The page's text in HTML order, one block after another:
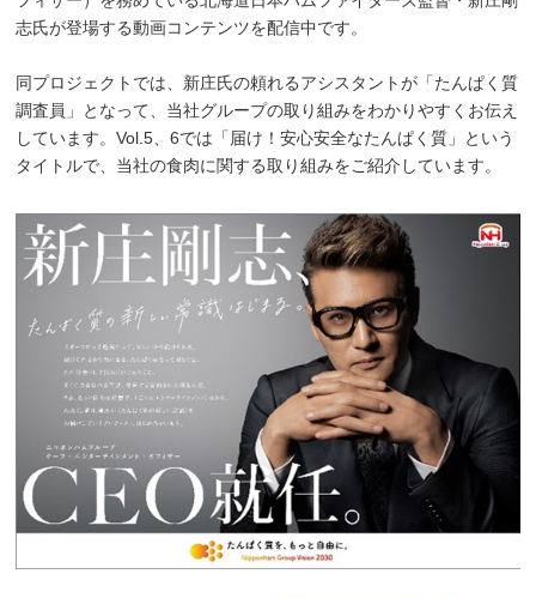
志氏が登場する動画コンテンツを配信中です。
同プロジェクトでは、新庄氏の頼れるアシスタントが「たんぱく質
調査員」となって、当社グループの取り組みをわかりやすくお伝え
しています。Vol.5、6では「届け！安心安全なたんぱく質」という
タイトルで、当社の食肉に関する取り組みをご紹介しています。